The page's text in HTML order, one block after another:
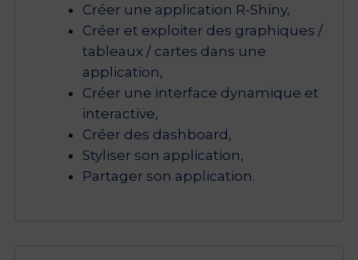
Créer une application R-Shiny,
Créer et exploiter des graphiques /
tableaux / cartes dans une
application,
Créer une interface dynamique et
interactive,
Créer des dashboard,
Styliser son application,
Partager son application.